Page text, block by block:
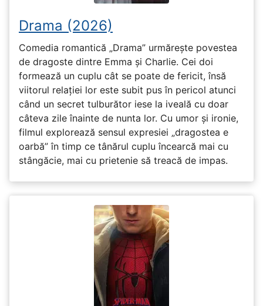
Drama (2026)
Comedia romantică „Drama” urmărește povestea
de dragoste dintre Emma și Charlie. Cei doi
formează un cuplu cât se poate de fericit, însă
viitorul relației lor este subit pus în pericol atunci
când un secret tulburător iese la iveală cu doar
câteva zile înainte de nunta lor. Cu umor și ironie,
filmul explorează sensul expresiei „dragostea e
oarbă” în timp ce tânărul cuplu încearcă mai cu
stângăcie, mai cu prietenie să treacă de impas.